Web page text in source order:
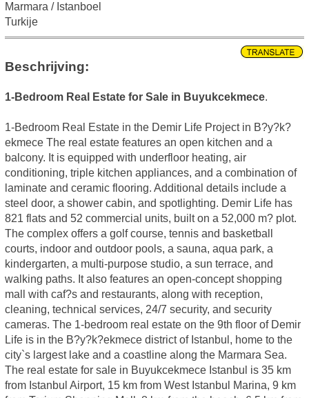
Marmara / Istanboel
Turkije
Beschrijving:
1-Bedroom Real Estate for Sale in Buyukcekmece.
1-Bedroom Real Estate in the Demir Life Project in B?y?k?
ekmece The real estate features an open kitchen and a
balcony. It is equipped with underfloor heating, air
conditioning, triple kitchen appliances, and a combination of
laminate and ceramic flooring. Additional details include a
steel door, a shower cabin, and spotlighting. Demir Life has
821 flats and 52 commercial units, built on a 52,000 m? plot.
The complex offers a golf course, tennis and basketball
courts, indoor and outdoor pools, a sauna, aqua park, a
kindergarten, a multi-purpose studio, a sun terrace, and
walking paths. It also features an open-concept shopping
mall with caf?s and restaurants, along with reception,
cleaning, technical services, 24/7 security, and security
cameras. The 1-bedroom real estate on the 9th floor of Demir
Life is in the B?y?k?ekmece district of Istanbul, home to the
city`s largest lake and a coastline along the Marmara Sea.
The real estate for sale in Buyukcekmece Istanbul is 35 km
from Istanbul Airport, 15 km from West Istanbul Marina, 9 km